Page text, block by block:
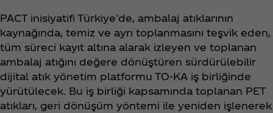
PACT inisiyatifi Türkiye’de, ambalaj atıklarının
kaynağında, temiz ve ayrı toplanmasını teşvik eden,
tüm süreci kayıt altına alarak izleyen ve toplanan
ambalaj atığını değere dönüştüren sürdürülebilir
dijital atık yönetim platformu TO-KA iş birliğinde
yürütülecek. Bu iş birliği kapsamında toplanan PET
atıkları, geri dönüşüm yöntemi ile yeniden işlenerek